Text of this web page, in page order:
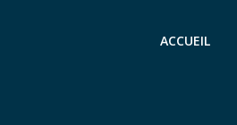
ACCUEIL